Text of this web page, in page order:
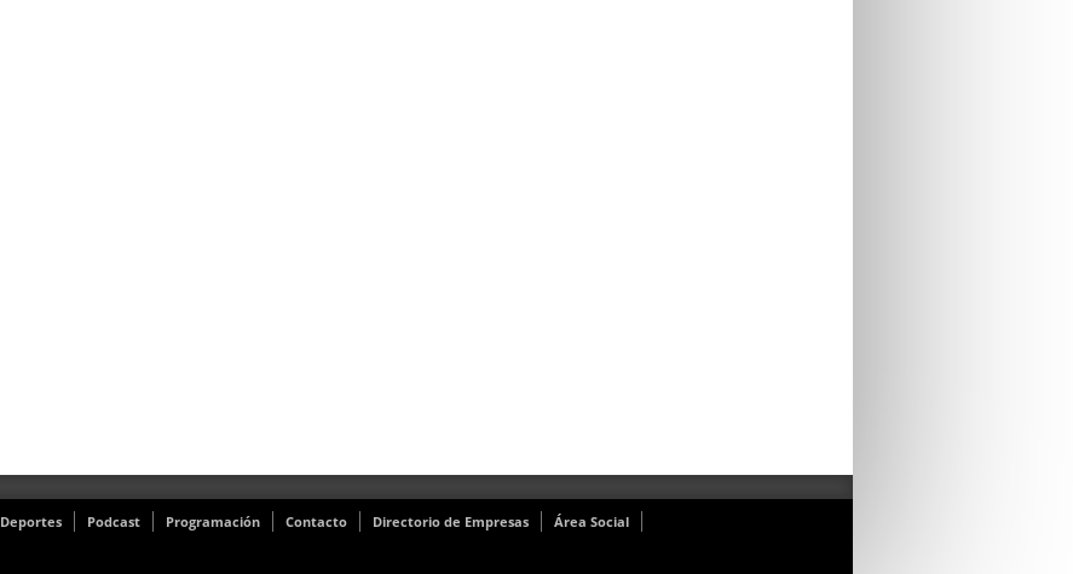
Deportes Podcast Programación Contacto Directorio de Empresas
Área Social